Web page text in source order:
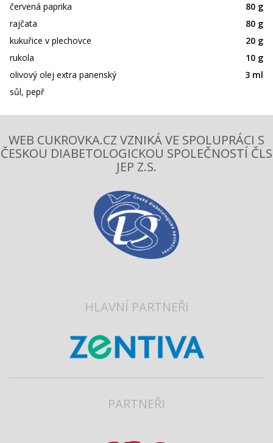
červená paprika
80 g
rajčata
80 g
kukuřice v plechovce
20 g
rukola
10 g
olivový olej extra panenský
3 ml
sůl, pepř
WEB CUKROVKA.CZ VZNIKÁ VE SPOLUPRÁCI S
ČESKOU DIABETOLOGICKOU SPOLEČNOSTÍ ČLS
JEP Z.S.
HLAVNÍ PARTNEŘI
PARTNEŘI